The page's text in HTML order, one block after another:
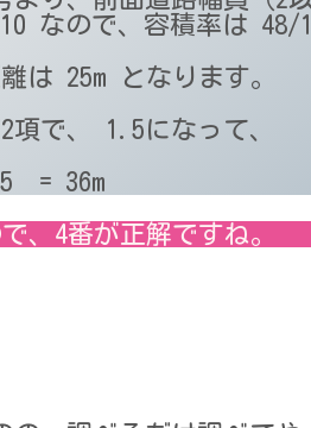
なので、容積率は 48/
25m となります。
項で、 1.5になって、
= 36m
、4番が正解ですね。